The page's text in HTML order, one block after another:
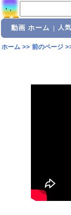
動画 ホーム 人
ホーム>> 前のページ